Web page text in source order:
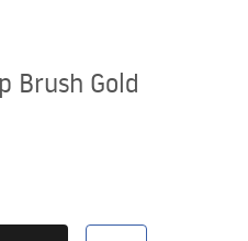
Brush Gold